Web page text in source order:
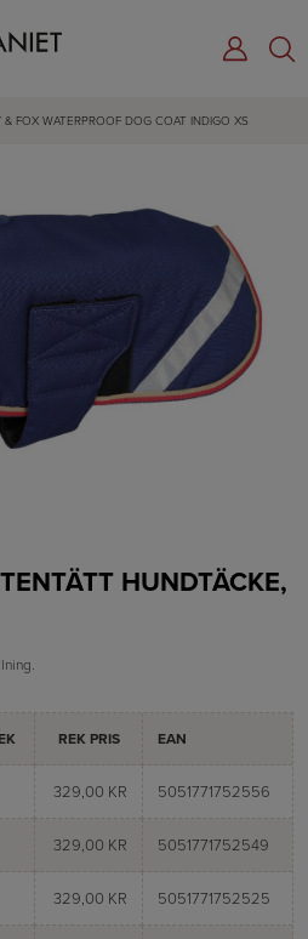
& FOX WATERPROOF DOG COAT INDIGO XS
HUNDTÄCKE,
REK PRIS EAN
329,00 KR 5051771752556
329,00 KR 5051771752549
329,00 KR 5051771752525